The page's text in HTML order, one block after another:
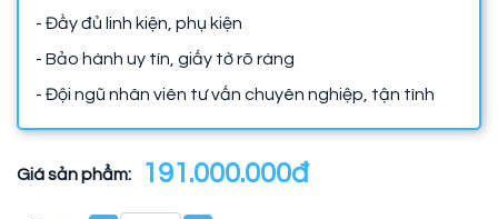
- Đầy đủ linh kiện, phụ kiện
- Bảo hành uy tín, giấy tờ rõ ràng
- Đội ngũ nhân viên tư vấn chuyên nghiệp, tận tình
Giá sản phẩm: 191.000.000đ